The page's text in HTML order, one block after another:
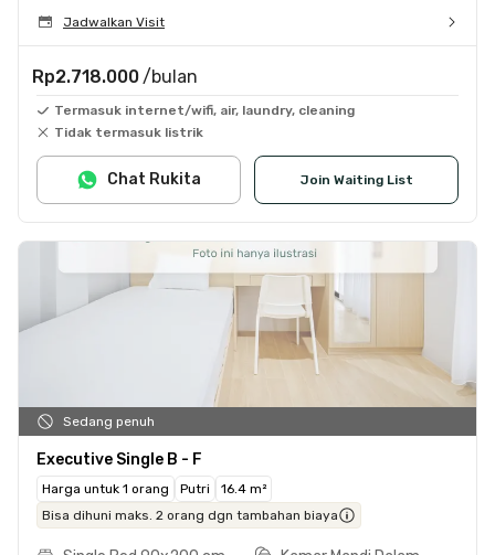
Jadwalkan Visit
Rp2.718.000 /bulan
Termasuk internet/wifi, air, laundry, cleaning
Tidak termasuk listrik
Join Waiting List
Chat Rukita
Sedang penuh
Executive Single B - F
Harga untuk 1 orang Putri
16.4 m²
Bisa dihuni maks. 2 orang dgn tambahan biaya